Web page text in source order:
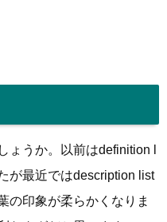
ょうか。以前はdefinition l
が最近ではdescription list
の印象が柔らかくなりま